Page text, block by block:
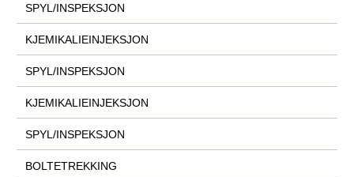
SPYL/INSPEKSJON
KJEMIKALIEINJEKSJON
SPYL/INSPEKSJON
KJEMIKALIEINJEKSJON
SPYL/INSPEKSJON
BOLTETREKKING